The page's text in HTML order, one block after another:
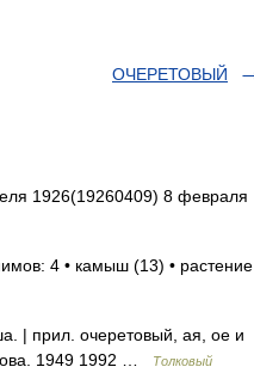
ОЧЕРЕТОВЫЙ
1926(19260409) 8 февраля
4 • камыш (13) • растение
| прил. очеретовый, ая, ое и
1949 1992 …
Толковый